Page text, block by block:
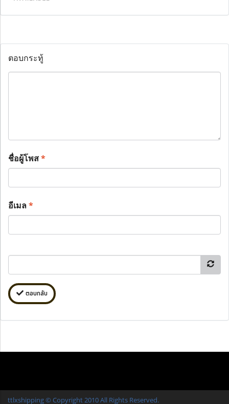
ตอบกระทู้
ชื่อผู้โพส*
อีเมล*
ตอบกลับ
ttlxshipping © Copyright 2010 All Rights Reserved.